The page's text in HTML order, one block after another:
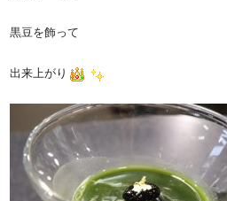
黒豆を飾って
出来上がり